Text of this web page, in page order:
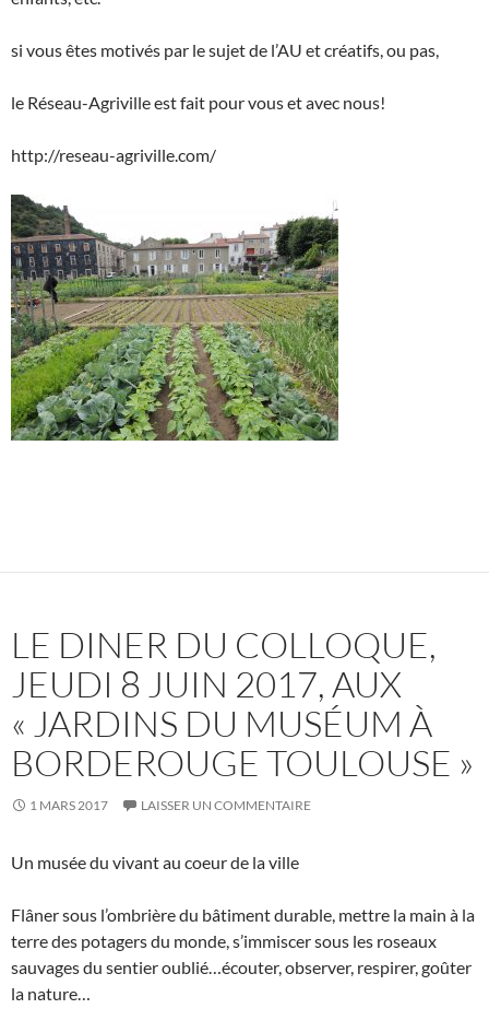
si vous êtes motivés par le sujet de l’AU et créatifs, ou pas,
le Réseau-Agriville est fait pour vous et avec nous!
http://reseau-agriville.com/
LE DINER DU COLLOQUE,
JEUDI 8 JUIN 2017, AUX
« JARDINS DU MUSÉUM À
BORDEROUGE TOULOUSE »
1 MARS 2017 LAISSER UN COMMENTAIRE
Un musée du vivant au coeur de la ville
Flâner sous l’ombrière du bâtiment durable, mettre la main à la
terre des potagers du monde, s’immiscer sous les roseaux
sauvages du sentier oublié…écouter, observer, respirer, goûter
la nature…